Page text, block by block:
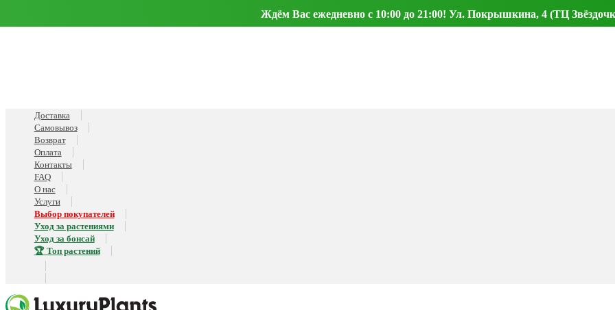
Ждём Вас ежедневно с 10:00 до 21:00! Ул. Покрышкина, 4 (ТЦ
Доставка
Самовывоз
Возврат
Оплата
Контакты
FAQ
О нас
Услуги
Выбор покупателей
Уход за растениями
Уход за бонсай
🏆 Топ растений